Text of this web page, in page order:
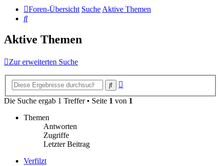
Foren-Übersicht SucheAktive Themen
Suche
Aktive Themen
Zur erweiterten Suche
Suche
Die Suche ergab 1 Treffer • Seite 1 von 1
Themen
Antworten
Zugriffe
Letzter Beitrag
Verfilzt